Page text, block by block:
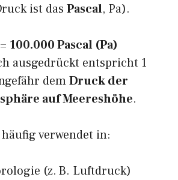
ist das Pascal, Pa).
= 100.000 Pascal (Pa)
ausgedrückt entspricht 1
demDruck der
auf Meereshöhe.
verwendet in:
(z. B. Luftdruck)